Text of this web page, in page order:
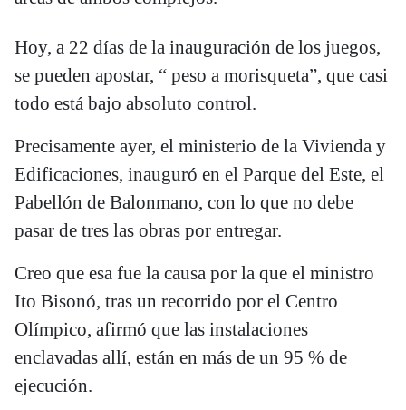
Hoy, a 22 días de la inauguración de los juegos,
se pueden apostar, “ peso a morisqueta”, que casi
todo está bajo absoluto control.
Precisamente ayer, el ministerio de la Vivienda y
Edificaciones, inauguró en el Parque del Este, el
Pabellón de Balonmano, con lo que no debe
pasar de tres las obras por entregar.
Creo que esa fue la causa por la que el ministro
Ito Bisonó, tras un recorrido por el Centro
Olímpico, afirmó que las instalaciones
enclavadas allí, están en más de un 95 % de
ejecución.